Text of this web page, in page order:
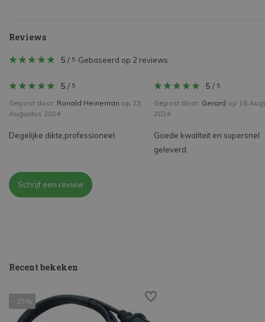
Reviews
5 / 5 Gebaseerd op 2 reviews
5 / 5
Gepost door: Ronald Heineman op 23
Augustus 2024
Degelijke dikte,professioneel.
5 / 5
Gepost door: Gerard op 16
2024
Goede kwaliteit en supersnel
geleverd.
Schrijf een review
Recent bekeken
- 25%